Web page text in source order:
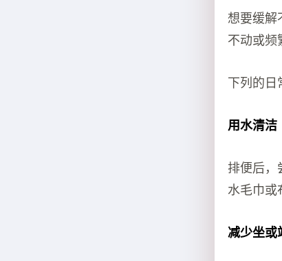
想要缓解
不动或频
下列的日
用水清洁
排便后，
水毛巾或
减少坐或